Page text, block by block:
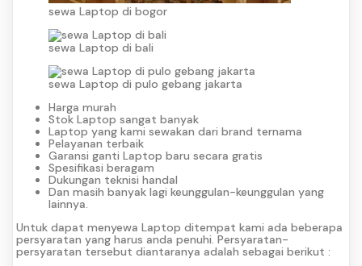
sewa Laptop di bogor
sewa Laptop di bali
sewa Laptop di pulo gebang jakarta
Harga murah
Stok Laptop sangat banyak
Laptop yang kami sewakan dari brand ternama
Pelayanan terbaik
Garansi ganti Laptop baru secara gratis
Spesifikasi beragam
Dukungan teknisi handal
Dan masih banyak lagi keunggulan-keunggulan yang
lainnya.
Untuk dapat menyewa Laptop ditempat kami ada beberapa
persyaratan yang harus anda penuhi. Persyaratan-
persyaratan tersebut diantaranya adalah sebagai berikut :